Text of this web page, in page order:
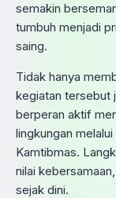
semakin
tumbuh menjadi
saing.
Tidak hanya
kegiatan tersebut
berperan aktif
lingkungan
Kamtibmas.
nilai
sejak dini.